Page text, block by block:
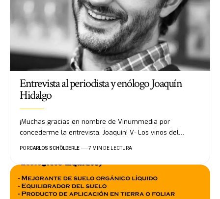
Entrevista al periodista y enólogo Joaquín
Hidalgo
¡Muchas gracias en nombre de Vinummedia por
concederme la entrevista, Joaquín! V- Los vinos del…
PORCARLOS SCHÖLDERLE 7 MIN DE LECTURA